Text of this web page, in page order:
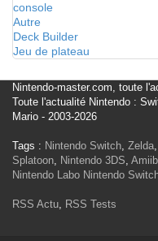
console
Autre
Deck Builder
Jeu de plateau
Nintendo-master.com, toute
Toute l'actualité Nintendo :
Mario - 2003-2026
Tags : Nintendo Switch, Zelda,
Splatoon, Nintendo 3DS,
Nintendo Labo Nintendo
RSS Actu, RSS Tests